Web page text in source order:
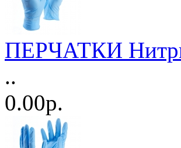
ПЕРЧАТКИ
..
0.00р.